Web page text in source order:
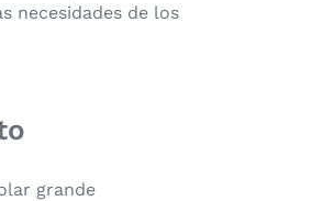
necesidades de los
grande